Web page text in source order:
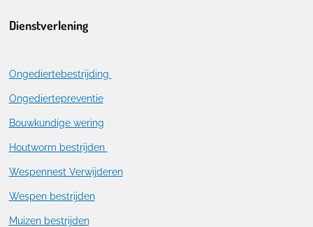
Dienstverlening
Ongediertebestrijding
Ongediertepreventie
Bouwkundige wering
Houtworm bestrijden
Wespennest Verwijderen
Wespen bestrijden
Muizen bestrijden